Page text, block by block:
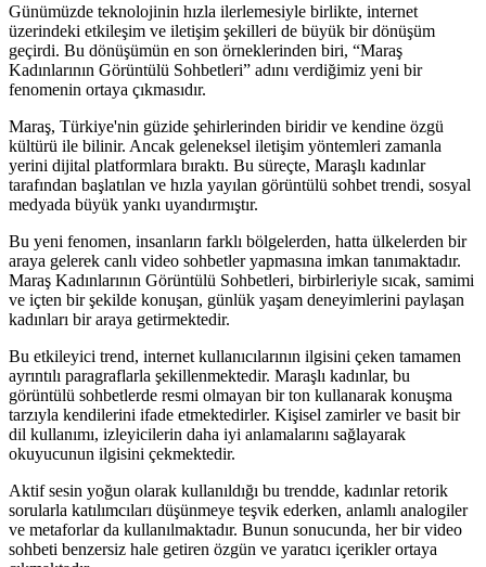
Günümüzde teknolojinin hızla ilerlemesiyle birlikte, internet
üzerindeki etkileşim ve iletişim şekilleri de büyük bir dönüşüm
geçirdi. Bu dönüşümün en son örneklerinden biri, “Maraş
Kadınlarının Görüntülü Sohbetleri” adını verdiğimiz yeni bir
fenomenin ortaya çıkmasıdır.
Maraş, Türkiye'nin güzide şehirlerinden biridir ve kendine özgü
kültürü ile bilinir. Ancak geleneksel iletişim yöntemleri zamanla
yerini dijital platformlara bıraktı. Bu süreçte, Maraşlı kadınlar
tarafından başlatılan ve hızla yayılan görüntülü sohbet trendi, sosyal
medyada büyük yankı uyandırmıştır.
Bu yeni fenomen, insanların farklı bölgelerden, hatta ülkelerden bir
araya gelerek canlı video sohbetler yapmasına imkan tanımaktadır.
Maraş Kadınlarının Görüntülü Sohbetleri, birbirleriyle sıcak, samimi
ve içten bir şekilde konuşan, günlük yaşam deneyimlerini paylaşan
kadınları bir araya getirmektedir.
Bu etkileyici trend, internet kullanıcılarının ilgisini çeken tamamen
ayrıntılı paragraflarla şekillenmektedir. Maraşlı kadınlar, bu
görüntülü sohbetlerde resmi olmayan bir ton kullanarak konuşma
tarzıyla kendilerini ifade etmektedirler. Kişisel zamirler ve basit bir
dil kullanımı, izleyicilerin daha iyi anlamalarını sağlayarak
okuyucunun ilgisini çekmektedir.
Aktif sesin yoğun olarak kullanıldığı bu trendde, kadınlar retorik
sorularla katılımcıları düşünmeye teşvik ederken, anlamlı analogiler
ve metaforlar da kullanılmaktadır. Bunun sonucunda, her bir video
sohbeti benzersiz hale getiren özgün ve yaratıcı içerikler ortaya